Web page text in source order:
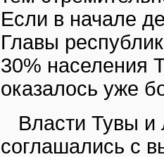
Если в начале
Главы
30% населения
оказалось уже
Власти Тувы
соглашались с